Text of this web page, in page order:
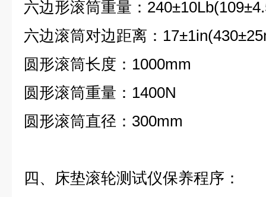
六边形滚筒重量：
六边滚筒对边距离：
圆形滚筒长度：1000mm
圆形滚筒重量：1400N
圆形滚筒直径：300mm
四、床垫滚轮测试仪保养程序：